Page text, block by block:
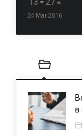
24 Mar 2016
в